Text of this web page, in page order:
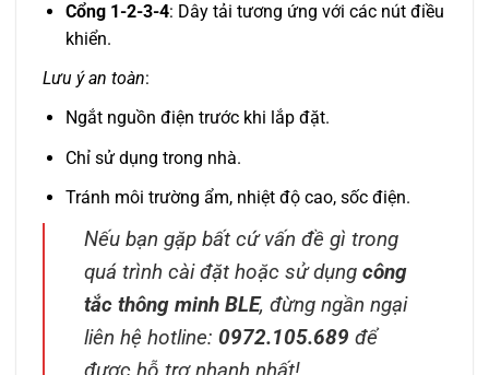
Cổng 1-2-3-4: Dây tải tương ứng với các nút điều
khiển.
Lưu ý an toàn:
Ngắt nguồn điện trước khi lắp đặt.
Chỉ sử dụng trong nhà.
Tránh môi trường ẩm, nhiệt độ cao, sốc điện.
Nếu bạn gặp bất cứ vấn đề gì trong
quá trình cài đặt hoặc sử dụng công
tắc thông minh BLE, đừng ngần ngại
liên hệ hotline: 0972.105.689 để